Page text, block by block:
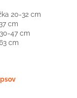
20-32 cm
cm
47 cm
cm